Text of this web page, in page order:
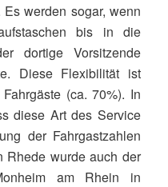
werden sogar, wenn
bis in die
dortige Vorsitzende
Diese Flexibilität ist
(ca. 70%). In
diese Art des Service
der Fahrgastzahlen
Rhede wurde auch der
am Rhein in